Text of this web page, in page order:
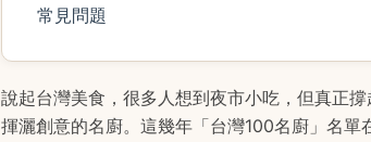
常見問題
說起台灣美食，很多人想到夜市小吃，但真正
揮灑創意的名廚。這幾年「台灣100名廚」名